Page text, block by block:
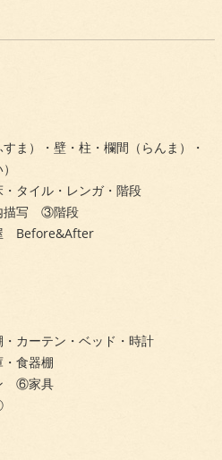
ま）・壁・柱・欄間（らんま）・
タイル・レンガ・階段
描写 ③階段
Before&After
カーテン・ベッド・時計
食器棚
⑥家具